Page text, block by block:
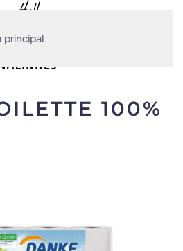
principal
100%